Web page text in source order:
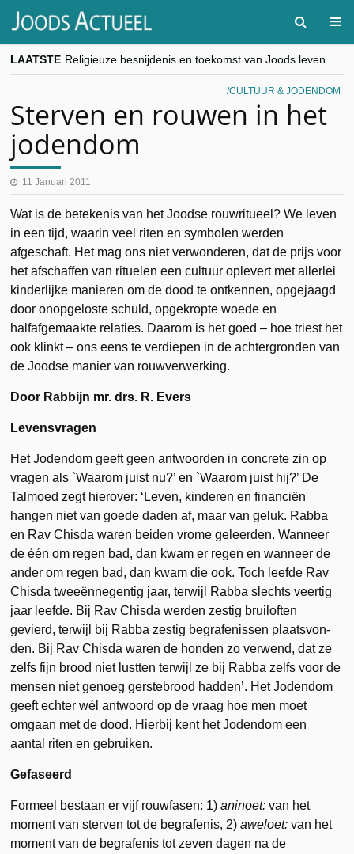
LAATSTE
“Besnijdenisdebat toont hoe moeilijk seculiere Westen minderheden begrijpt”, Jinnih Beels (Vooruit)
CITYTRIP | ROEMENIË – Boekarest: de verrassing van Oost-Europa
CULTUUR & JODENDOM
Sterven en rouwen in het
jodendom
11 Januari 2011
Wat is de betekenis van het Joodse rouwritueel? We leven
in een tijd, waarin veel riten en symbolen werden
afgeschaft. Het mag ons niet verwonderen, dat de prijs voor
het afschaffen van rituelen een cultuur oplevert met allerlei
kinderlijke manieren om de dood te ontkennen, opgejaagd
door onopgeloste schuld, opge­kropte woede en
halfafgemaakte relaties. Daarom is het goed – hoe triest het
ook klinkt – ons eens te verdiepen in de achtergronden van
de Joodse manier van rouwverwerking.
Door Rabbijn mr. drs. R. Evers
Levensvragen
Het Jodendom geeft geen antwoorden in concrete zin op
vragen als `Waarom juist nu?’ en `Waarom juist hij?’ De
Talmoed zegt hierover: ‘Leven, kinderen en financiën
hangen niet van goede daden af, maar van geluk. Rabba
en Rav Chisda waren beiden vrome geleerden. Wanneer
de één om regen bad, dan kwam er regen en wanneer de
ander om regen bad, dan kwam die ook. Toch leefde Rav
Chisda tweeënnegentig jaar, terwijl Rabba slechts veertig
jaar leefde. Bij Rav Chisda werden zestig brui­loften
gevierd, terwijl bij Rabba zestig begrafenissen plaatsvon­
den. Bij Rav Chisda waren de honden zo verwend, dat ze
zelfs fijn brood niet lustten terwijl ze bij Rabba zelfs voor de
mensen niet genoeg gerstebrood hadden’. Het Jodendom
geeft echter wél antwoord op de vraag hoe men moet
omgaan met de dood. Hierbij kent het Jodendom een
aantal riten en gebruiken.
Gefaseerd
Formeel bestaan er vijf rouwfasen: 1)aninoet: van het
moment van sterven tot de begrafenis, 2)aweloet: van het
moment van de begrafenis tot zeven dagen na de